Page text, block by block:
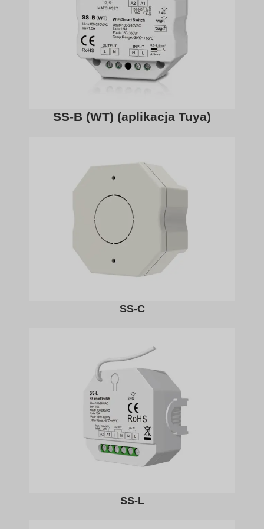
SS-B (WT) (aplikacja Tuya)
SS-C
SS-L